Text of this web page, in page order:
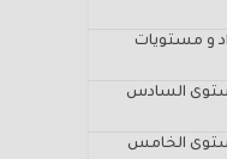
و مستويات
السادس
الخامس